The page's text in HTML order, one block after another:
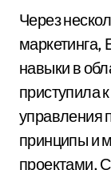
Через
маркетинга,
навыки в
приступила
управления
принципы и
проектами.